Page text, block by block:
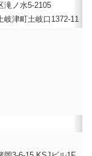
滝ノ水5-2105
岐津町土岐口1372-11